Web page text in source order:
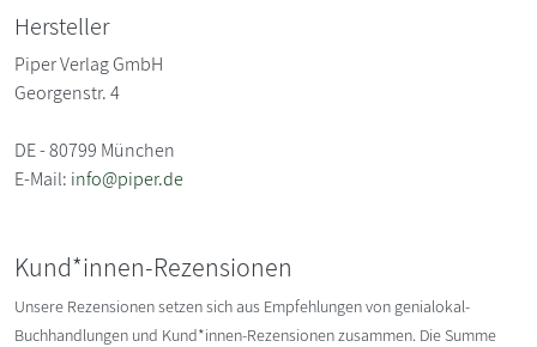
Hersteller
Piper Verlag GmbH
Georgenstr. 4
DE - 80799 München
E-Mail: info@piper.de
Kund*innen-Rezensionen
Unsere Rezensionen setzen sich aus Empfehlungen von genialokal-
Buchhandlungen und Kund*innen-Rezensionen zusammen. Die Summe